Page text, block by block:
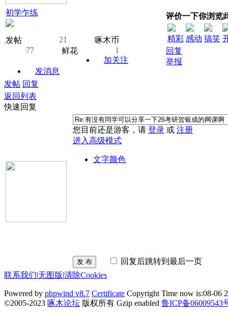
初学乍练
发帖 21
啄木币
77
鲜花
1
加关注
发消息
评价一下你浏览
精彩 感动 搞笑
回复
举报
发帖 回复
返回列表
快速回复
您目前还是游客，请 登录 或 注册
进入高级模式
文字颜色
发 布
回复后跳转到最后一页
联系我们|无图版|清除Cookies
Powered by phpwind v8.7 Certificate Copyright Time now is:08-06
©2005-2023 啄木论坛 版权所有 Gzip enabled 鲁ICP备06009543